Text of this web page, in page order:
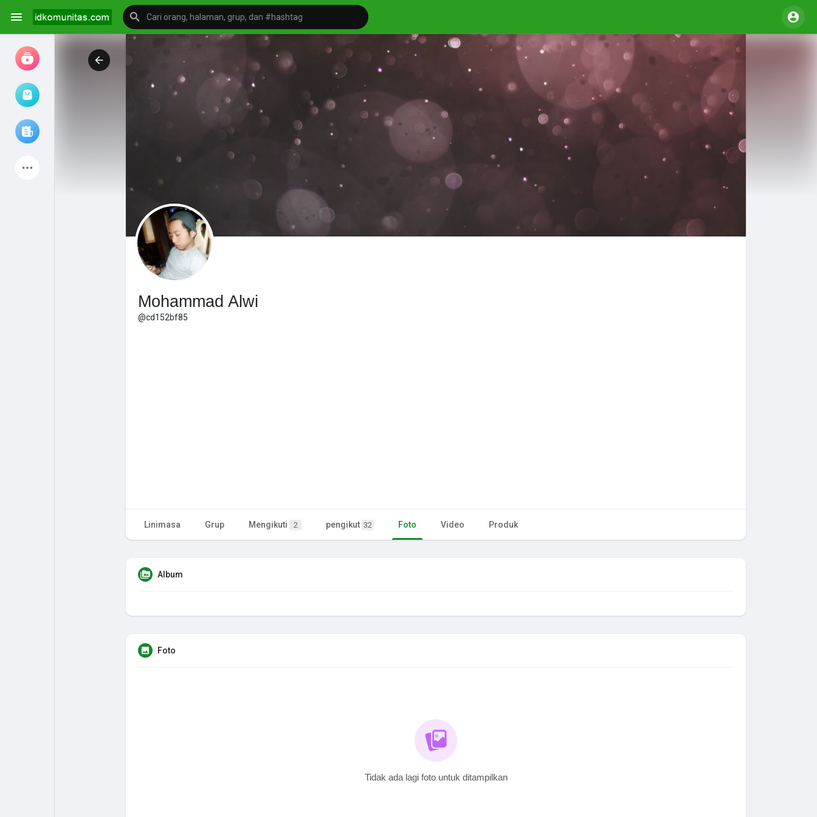
postingan populer
Mohammad Alwi
@cd152bf85
Linimasa Grup Mengikuti 2 pengikut 32 Foto Video Produk
Album
Foto
Tidak ada lagi foto untuk ditampilkan